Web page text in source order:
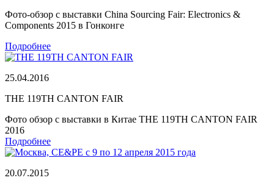
Фото-обзор с выставки China Sourcing Fair: Electronics &
Components 2015 в Гонконге
Подробнее
25.04.2016
THE 119TH CANTON FAIR
Фото обзор с выставки в Китае THE 119TH CANTON FAIR
2016
Подробнее
20.07.2015